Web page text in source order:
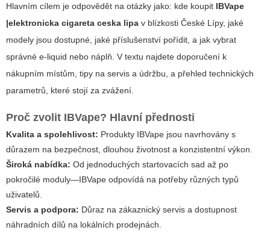
Hlavním cílem je odpovědět na otázky jako: kde koupit IBVape
|elektronicka cigareta ceska lipa v blízkosti České Lípy, jaké
modely jsou dostupné, jaké příslušenství pořídit, a jak vybrat
správné e-liquid nebo náplň. V textu najdete doporučení k
nákupním místům, tipy na servis a údržbu, a přehled technických
parametrů, které stojí za zvážení.
Proč zvolit IBVape? Hlavní přednosti
Kvalita a spolehlivost: Produkty IBVape jsou navrhovány s
důrazem na bezpečnost, dlouhou životnost a konzistentní výkon.
Široká nabídka: Od jednoduchých startovacích sad až po
pokročilé moduly—IBVape odpovídá na potřeby různých typů
uživatelů.
Servis a podpora: Důraz na zákaznický servis a dostupnost
náhradních dílů na lokálních prodejnách.